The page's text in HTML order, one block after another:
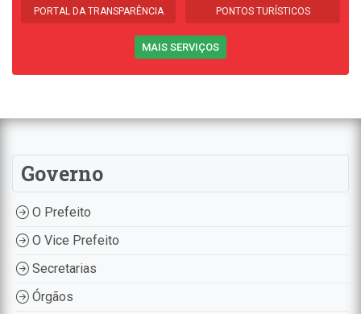
PORTAL DA TRANSPARÊNCIA PONTOS TURÍSTICOS
MAIS SERVIÇOS
Governo
O Prefeito
O Vice Prefeito
Secretarias
Órgãos